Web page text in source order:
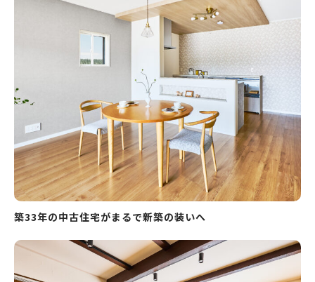
築33年の中古住宅がまるで新築の装いへ